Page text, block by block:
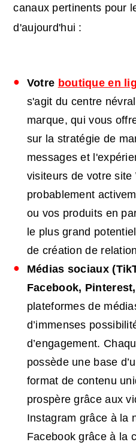
canaux pertinents pour
d'aujourd'hui :
Votre boutique en
s'agit du centre
marque, qui vous
sur la stratégie de
messages et
visiteurs de votre site
probablement
ou vos produits en
le plus grand
de création de
Médias sociaux
Facebook,
plateformes de
d’immenses
d’engagement.
possède une base
format de contenu
prospère grâce aux
Instagram grâce à la
Facebook grâce à la